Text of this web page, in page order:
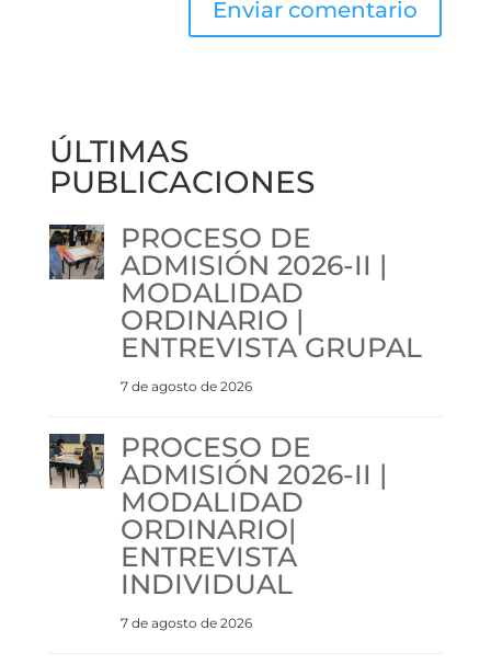
ÚLTIMAS
PUBLICACIONES
PROCESO DE
ADMISIÓN 2026-II |
MODALIDAD
ORDINARIO |
ENTREVISTA GRUPAL
7 de agosto de 2026
PROCESO DE
ADMISIÓN 2026-II |
MODALIDAD
ORDINARIO|
ENTREVISTA
INDIVIDUAL
7 de agosto de 2026